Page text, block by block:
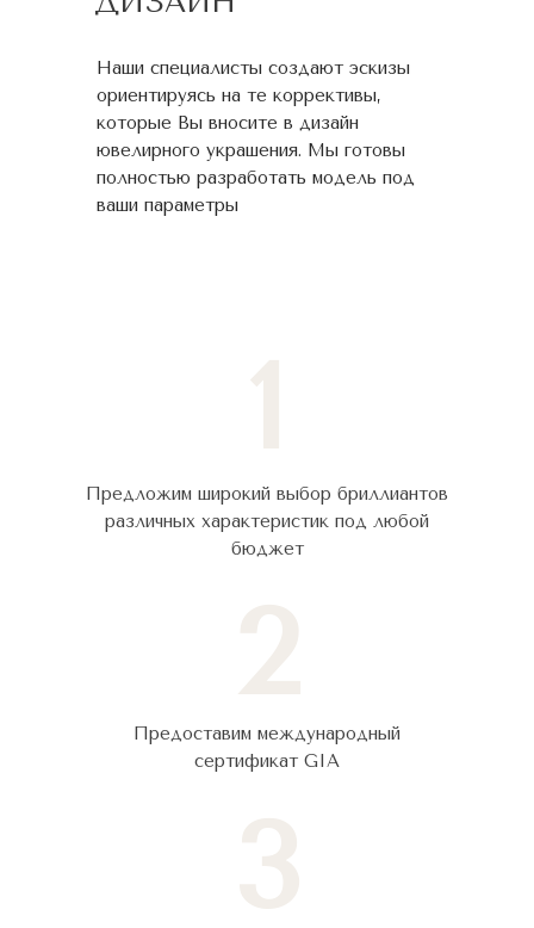
Наши специалисты создают эскизы
ориентируясь на те коррективы,
которые Вы вносите в дизайн
ювелирного украшения. Мы готовы
полностью разработать модель под
ваши параметры
Предложим широкий выбор бриллиантов
различных характеристик под любой
бюджет
Предоставим международный
сертификат GIA